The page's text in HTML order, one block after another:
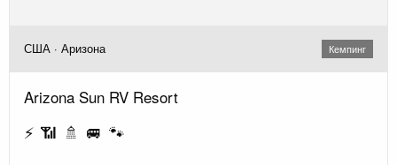
США · Аризона Кемпинг
Arizona Sun RV Resort
⚡ 📶 🚿 🚐 🐾